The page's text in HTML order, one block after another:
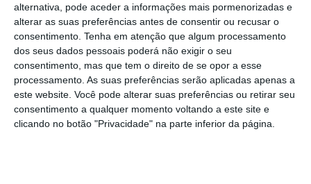
alternativa, pode aceder a informações mais pormenorizadas e
alterar as suas preferências antes de consentir ou recusar o
consentimento. Tenha em atenção que algum processamento
dos seus dados pessoais poderá não exigir o seu
consentimento, mas que tem o direito de se opor a esse
processamento. As suas preferências serão aplicadas apenas a
este website. Você pode alterar suas preferências ou retirar seu
consentimento a qualquer momento voltando a este site e
clicando no botão "Privacidade" na parte inferior da página.
salários milionários representam uma parte
importante das receitas fiscais em sede de IRS.
Ambas estão erradas.
Primeiro, a progressividade não pune
principalmente salários milionários. Basta
pensar que o terceiro escalão cuja taxa de